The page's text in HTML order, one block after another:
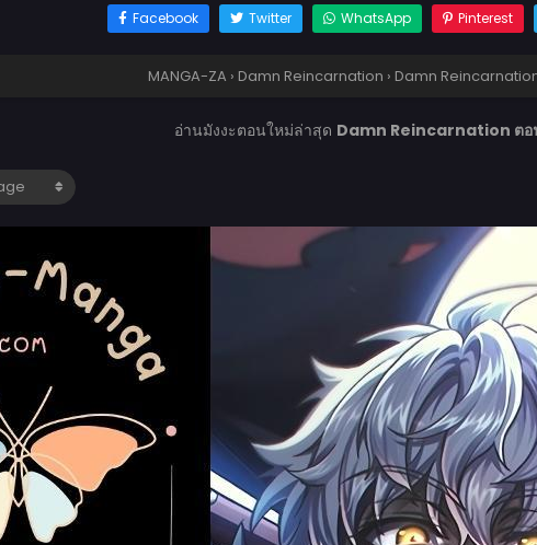
Facebook Twitter WhatsApp Pinterest
MANGA-ZA › Damn Reincarnation › Damn
อ่านมังงะตอนใหม่ล่าสุด Damn Reincarnation ตอ